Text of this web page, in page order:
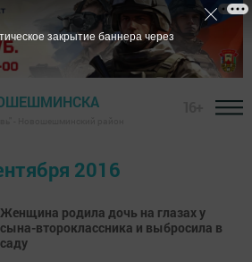
2016
Женщина родила дочь на глазах у
сына-второклассника и выбросила в
саду
закрытие баннера через